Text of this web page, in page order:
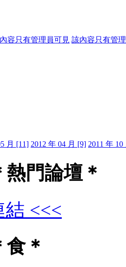
容只有管理員可見 該內容只有管
月 [11] 2012 年 04 月 [9] 2011 年 10
門論壇＊
結 <<<
＊